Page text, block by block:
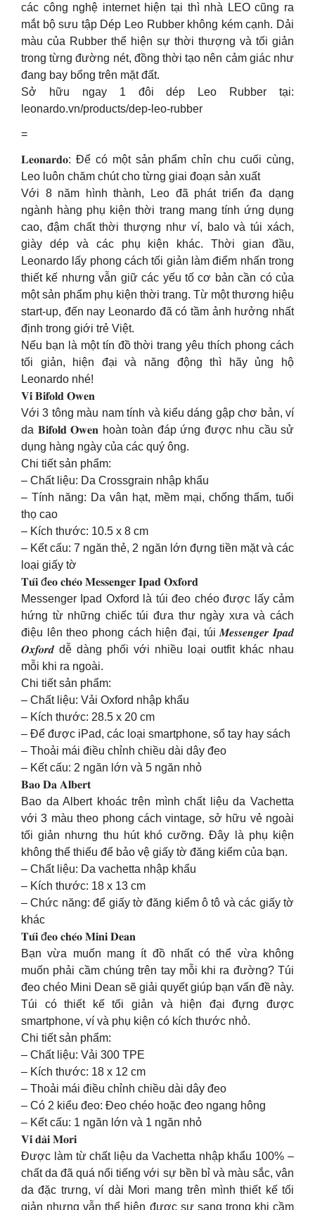
các công nghệ internet hiện tại thì nhà LEO cũng ra
mắt bộ sưu tập Dép Leo Rubber không kém cạnh. Dải
màu của Rubber thể hiện sự thời thượng và tối giản
trong từng đường nét, đồng thời tạo nên cảm giác như
đang bay bổng trên mặt đất.
Sở hữu ngay 1 đôi dép Leo Rubber tại:
leonardo.vn/products/dep-leo-rubber
=
𝐋𝐞𝐨𝐧𝐚𝐫𝐝𝐨: Để có một sản phẩm chỉn chu cuối cùng,
Leo luôn chăm chút cho từng giai đoạn sản xuất
Với 8 năm hình thành, Leo đã phát triển đa dạng
ngành hàng phụ kiện thời trang mang tính ứng dụng
cao, đậm chất thời thượng như ví, balo và túi xách,
giày dép và các phụ kiện khác. Thời gian đầu,
Leonardo lấy phong cách tối giản làm điểm nhấn trong
thiết kế nhưng vẫn giữ các yếu tố cơ bản cần có của
một sản phẩm phụ kiện thời trang. Từ một thương hiệu
start-up, đến nay Leonardo đã có tầm ảnh hưởng nhất
định trong giới trẻ Việt.
Nếu bạn là một tín đồ thời trang yêu thích phong cách
tối giản, hiện đại và năng động thì hãy ủng hộ
Leonardo nhé!
𝐕𝐢́ 𝐁𝐢𝐟𝐨𝐥𝐝 𝐎𝐰𝐞𝐧
Với 3 tông màu nam tính và kiểu dáng gập chơ bản, ví
da 𝐁𝐢𝐟𝐨𝐥𝐝 𝐎𝐰𝐞𝐧 hoàn toàn đáp ứng được nhu cầu sử
dụng hàng ngày của các quý ông.
Chi tiết sản phẩm:
– Chất liệu: Da Crossgrain nhập khẩu
– Tính năng: Da vân hạt, mềm mại, chống thấm, tuổi
thọ cao
– Kích thước: 10.5 x 8 cm
– Kết cấu: 7 ngăn thẻ, 2 ngăn lớn đựng tiền mặt và các
loại giấy tờ
𝐓𝐮́𝐢 đ𝐞𝐨 𝐜𝐡𝐞́𝐨 𝐌𝐞𝐬𝐬𝐞𝐧𝐠𝐞𝐫 𝐈𝐩𝐚𝐝 𝐎𝐱𝐟𝐨𝐫𝐝
Messenger Ipad Oxford là túi đeo chéo được lấy cảm
hứng từ những chiếc túi đưa thư ngày xưa và cách
điệu lên theo phong cách hiện đại, túi 𝑴𝒆𝒔𝒔𝒆𝒏𝒈𝒆𝒓 𝑰𝒑𝒂𝒅
𝑶𝒙𝒇𝒐𝒓𝒅 dễ dàng phối với nhiều loại outfit khác nhau
mỗi khi ra ngoài.
Chi tiết sản phẩm:
– Chất liệu: Vải Oxford nhập khẩu
– Kích thước: 28.5 x 20 cm
– Để được iPad, các loại smartphone, sổ tay hay sách
– Thoải mái điều chỉnh chiều dài dây đeo
– Kết cấu: 2 ngăn lớn và 5 ngăn nhỏ
𝐁𝐚𝐨 𝐃𝐚 𝐀𝐥𝐛𝐞𝐫𝐭
Bao da Albert khoác trên mình chất liệu da Vachetta
với 3 màu theo phong cách vintage, sở hữu vẻ ngoài
tối giản nhưng thu hút khó cưỡng. Đây là phụ kiện
không thể thiếu để bảo vệ giấy tờ đăng kiểm của bạn.
– Chất liệu: Da vachetta nhập khẩu
– Kích thước: 18 x 13 cm
– Chức năng: để giấy tờ đăng kiểm ô tô và các giấy tờ
khác
𝐓𝐮́𝐢 đ𝐞𝐨 𝐜𝐡𝐞́𝐨 𝐌𝐢𝐧𝐢 𝐃𝐞𝐚𝐧
Bạn vừa muốn mang ít đồ nhất có thể vừa không
muốn phải cầm chúng trên tay mỗi khi ra đường? Túi
đeo chéo Mini Dean sẽ giải quyết giúp bạn vấn đề này.
Túi có thiết kế tối giản và hiện đại đựng được
smartphone, ví và phụ kiện có kích thước nhỏ.
Chi tiết sản phẩm:
– Chất liệu: Vải 300 TPE
– Kích thước: 18 x 12 cm
– Thoải mái điều chỉnh chiều dài dây đeo
– Có 2 kiểu đeo: Đeo chéo hoặc đeo ngang hông
– Kết cấu: 1 ngăn lớn và 1 ngăn nhỏ
𝐕𝐢́ 𝐝𝐚̀𝐢 𝐌𝐨𝐫𝐢
Được làm từ chất liệu da Vachetta nhập khẩu 100% –
chất da đã quá nổi tiếng với sự bền bỉ và màu sắc, vân
da đặc trưng, ví dài Mori mang trên mình thiết kế tối
giản nhưng vẫn thể hiện được sự sang trọng khi cầm